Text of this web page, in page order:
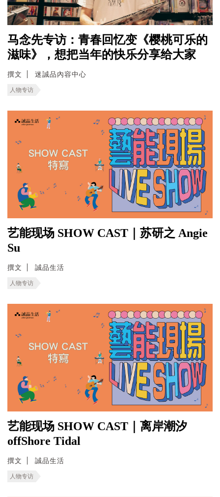
马念先专访：青春回忆变《樱桃可乐的
滋味》，想把当年的快乐分享给大家
撰文 迷誠品內容中心
人物专访
艺能现场 SHOW CAST｜苏研之 Angie
Su
撰文 誠品生活
人物专访
艺能现场 SHOW CAST｜离岸潮汐
offShore Tidal
撰文 誠品生活
人物专访